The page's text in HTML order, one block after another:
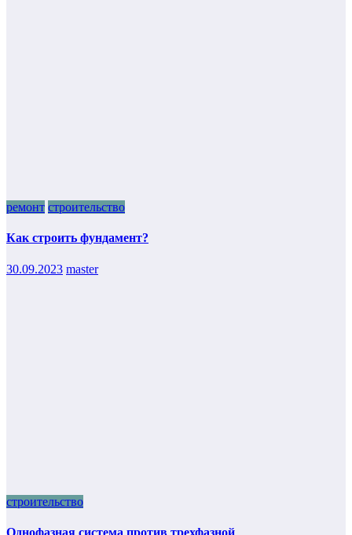
ремонт строительство
Как строить фундамент?
30.09.2023 master
строительство
Однофазная система против трехфазной